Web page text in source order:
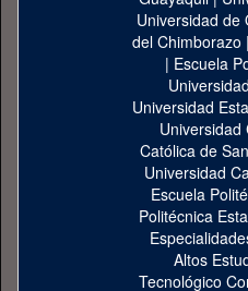
Universidad de
del Chimborazo |
| Escuela
Universidad
Universidad
Católica de
Universidad
Escuela
Politécnica
Altos
Tecnológico